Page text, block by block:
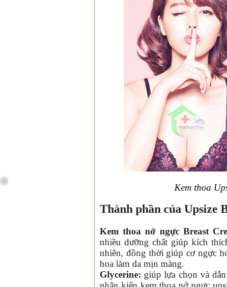
Kem thoa
Thành phần của Upsize
Kem thoa nở ngực Breast
nhiều dưỡng chất giúp kích
nhiên, đồng thời giúp cơ ngực
hoa làm da mịn màng.
Glycerine: giúp lựa chọn và